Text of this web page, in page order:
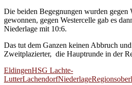
Die beiden Begegnungen wurden gegen
gewonnen, gegen Westercelle gab es
Niederlage mit 10:6.
Das tut dem Ganzen keinen Abbruch
Zweitplazierter, die Hauptrunde in der
EldingenHSG Lachte-
LutterLachendorfNiederlage